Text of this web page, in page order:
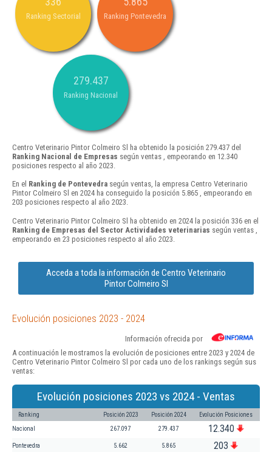
Ranking Sectorial Ranking Pontevedra
279.437
Ranking Nacional
Centro Veterinario Pintor Colmeiro Sl ha obtenido la posición 279.437 del
Ranking Nacional de Empresas según ventas , empeorando en 12.340
posiciones respecto al año 2023.
En el Ranking de Pontevedra según ventas, la empresa Centro Veterinario
Pintor Colmeiro Sl en 2024 ha conseguido la posición 5.865 , empeorando en
203 posiciones respecto al año 2023.
Centro Veterinario Pintor Colmeiro Sl ha obtenido en 2024 la posición 336 en el
Ranking de Empresas del Sector Actividades veterinarias según ventas ,
empeorando en 23 posiciones respecto al año 2023.
Acceda a toda la información de Centro Veterinario
Pintor Colmeiro Sl
Evolución posiciones 2023 - 2024
Información ofrecida por
A continuación le mostramos la evolución de posiciones entre 2023 y 2024 de
Centro Veterinario Pintor Colmeiro Sl por cada uno de los rankings según sus
ventas:
Evolución posiciones 2023 vs 2024 - Ventas
Ranking Posición 2023 Posición 2024 Evolución Posiciones
Nacional 267.097 279.437 12.340
Pontevedra 5.662 5.865 203